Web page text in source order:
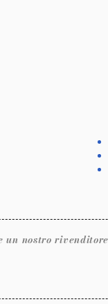
rivenditore?